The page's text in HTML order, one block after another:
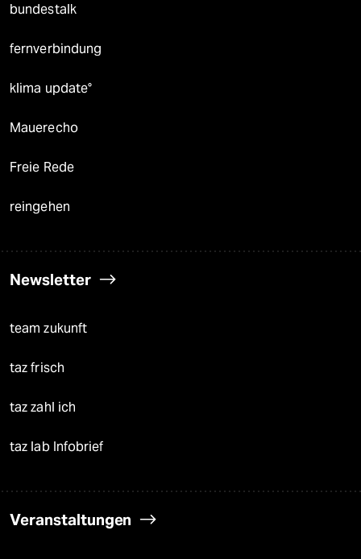
bundestalk
fernverbindung
klima update°
Mauerecho
Freie Rede
reingehen
Newsletter
team zukunft
taz frisch
taz zahl ich
taz lab Infobrief
Veranstaltungen